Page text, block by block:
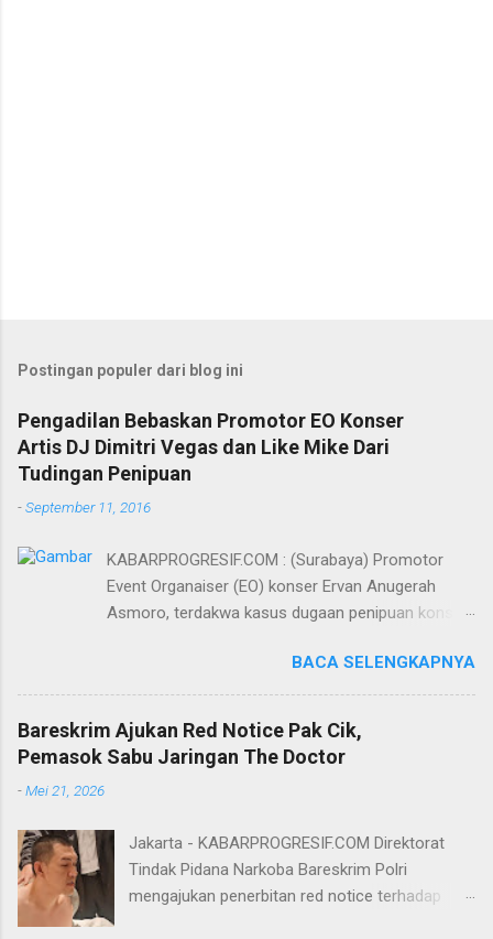
Postingan populer dari blog ini
Pengadilan Bebaskan Promotor EO Konser
Artis DJ Dimitri Vegas dan Like Mike Dari
Tudingan Penipuan
-September 11, 2016
KABARPROGRESIF.COM : (Surabaya) Promotor
Event Organaiser (EO) konser Ervan Anugerah
Asmoro, terdakwa kasus dugaan penipuan konser
dari tuntutan 1,5 tahun penjara yang diajukan Jaksa
Penuntut Umum (JPU) Darwis dari Kejari Surabaya.
Oleh majelis hakim yang diketuai Sigit Sutanto SH
MH, kasus penipuan yang menjerat Ervan tersebut
dinyatakan bukan perkara pidana. Dalam
terdakwa Ervan tersebut tidak terdapat unsur
penipuan sehingga dianggap bukan merupakan
tindak pidana. Menurut majelis hakim, kasus yang
menjerat Ervan merupakan hubungan hukum
BACA SELENGKAPNYA
Bareskrim Ajukan Red Notice Pak Cik,
Pemasok Sabu Jaringan The Doctor
-Mei 21, 2026
Jakarta - KABARPROGRESIF.COM Direktorat
Tindak Pidana Narkoba Bareskrim Polri
mengajukan penerbitan red notice terhadap